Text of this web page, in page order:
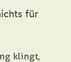
für
klingt,